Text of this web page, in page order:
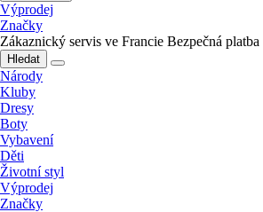
Výprodej
Značky
Zákaznický servis ve Francie Bezpečná platba
Hledat
Národy
Kluby
Dresy
Boty
Vybavení
Děti
Životní styl
Výprodej
Značky